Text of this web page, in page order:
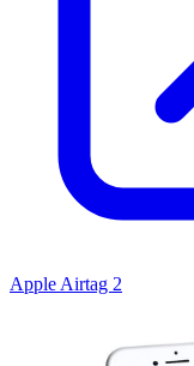
Apple Airtag 2